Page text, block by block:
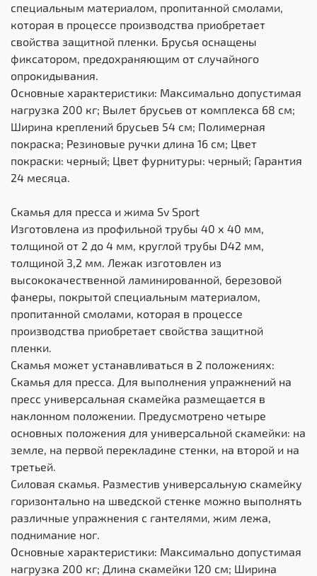
специальным материалом, пропитанной смолами,
которая в процессе производства приобретает
свойства защитной пленки. Брусья оснащены
фиксатором, предохраняющим от случайного
опрокидывания.
Основные характеристики: Максимально допустимая
нагрузка 200 кг; Вылет брусьев от комплекса 68 см;
Ширина креплений брусьев 54 см; Полимерная
покраска; Резиновые ручки длина 16 см; Цвет
покраски: черный; Цвет фурнитуры: черный; Гарантия
24 месяца.
Скамья для пресса и жима Sv Sport
Изготовлена из профильной трубы 40 х 40 мм,
толщиной от 2 до 4 мм, круглой трубы D42 мм,
толщиной 3,2 мм. Лежак изготовлен из
высококачественной ламинированной, березовой
фанеры, покрытой специальным материалом,
пропитанной смолами, которая в процессе
производства приобретает свойства защитной
пленки.
Скамья может устанавливаться в 2 положениях:
Скамья для пресса. Для выполнения упражнений на
пресс универсальная скамейка размещается в
наклонном положении. Предусмотрено четыре
основных положения для универсальной скамейки: на
земле, на первой перекладине стенки, на второй и на
третьей.
Силовая скамья. Разместив универсальную скамейку
горизонтально на шведской стенке можно выполнять
различные упражнения с гантелями, жим лежа,
поднимание ног.
Основные характеристики: Максимально допустимая
нагрузка 200 кг; Длина скамейки 120 см; Ширина